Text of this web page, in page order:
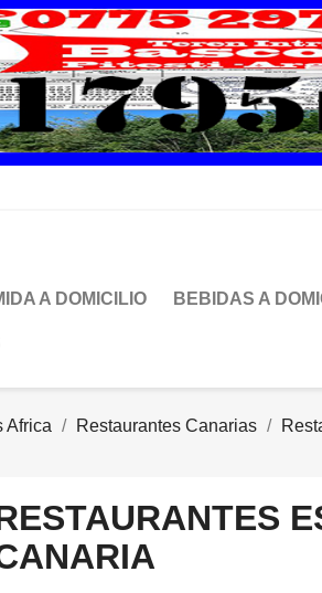
A DOMICILIO BEBIDAS A
Africa Restaurantes Canarias